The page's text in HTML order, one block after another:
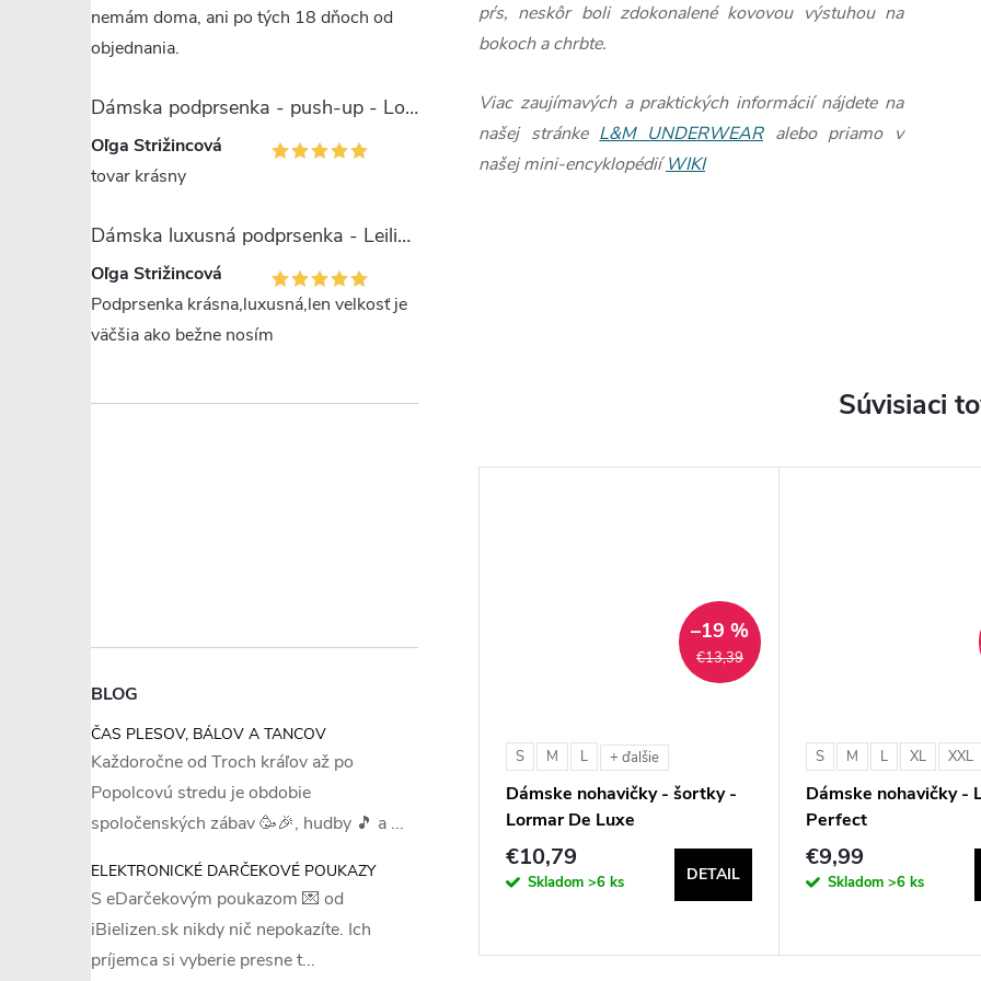
nemám doma, ani po tých 18 dňoch od
objednania.
Dámska podprsenka - push-up - Lormar Saten Soft up
Oľga Strižincová
tovar krásny
Dámska luxusná podprsenka - Leilieve 7743
Oľga Strižincová
Podprsenka krásna,luxusná,len velkosť je
väčšia ako bežne nosím
BLOG
ČAS PLESOV, BÁLOV A TANCOV
Každoročne od Troch kráľov až po
Popolcovú stredu je obdobie
spoločenských zábav 🥳🎉, hudby 🎵 a ...
ELEKTRONICKÉ DARČEKOVÉ POUKAZY
S eDarčekovým poukazom 💌 od
iBielizen.sk nikdy nič nepokazíte. Ich
príjemca si vyberie presne t...
pŕs, neskôr boli zdokonalené kovovou výstuhou na
bokoch a chrbte.
Viac zaujímavých a praktických informácií nájdete na
našej stránke L&M UNDERWEARalebo priamo v
našej mini-encyklopédiíWIKI
Súvisiaci
- brazilky -
DETAIL
M + ďalšie
Dámske nohavičky - KEY
LPR645 (2x)
€13,88
Skladom
1 balenie
€13,39
–19 %
S M L + ďalšie
Dámske nohavičky - šortky -
Lormar De Luxe
€10,79
Skladom >6 ks DETAIL
S M L XL XXL
Dámske nohavičky -
Perfect
€9,99
Skladom >6 ks